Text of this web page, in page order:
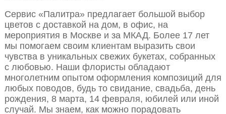
Сервис «Палитра» предлагает большой выбор
цветов с доставкой на дом, в офис, на
мероприятия в Москве и за МКАД. Более 17 лет
мы помогаем своим клиентам выразить свои
чувства в уникальных свежих букетах, собранных
с любовью. Наши флористы обладают
многолетним опытом оформления композиций для
любых поводов, будь то свидание, свадьба, день
рождения, 8 марта, 14 февраля, юбилей или иной
случай. Мы знаем, как можно порадовать